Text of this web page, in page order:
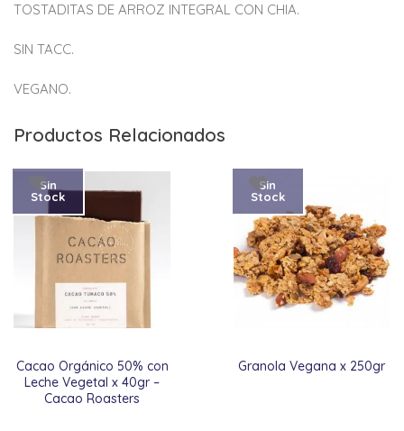
TOSTADITAS DE ARROZ INTEGRAL CON CHIA.
SIN TACC.
VEGANO.
Productos Relacionados
Cacao Orgánico 50% con
Leche Vegetal x 40gr –
Cacao Roasters
Sin
Stock
Granola Vegana x 250gr
Sin
Stock